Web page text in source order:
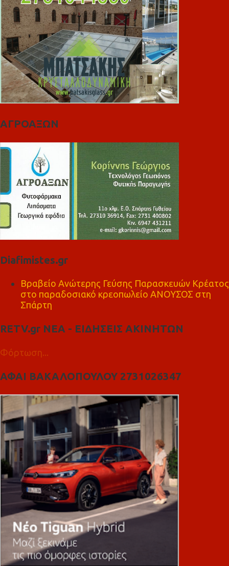
ΑΓΡΟΑΞΩΝ
Diafimistes.gr
Βραβείο Ανώτερης Γεύσης Παρασκευών Κρέατος
στο παραδοσιακό κρεοπωλείο ΑΝΟΥΣΟΣ στη
Σπάρτη
RETV.gr ΝΕΑ - ΕΙΔΗΣΕΙΣ ΑΚΙΝΗΤΩΝ
Φόρτωση...
ΑΦΑΙ ΒΑΚΑΛΟΠΟΥΛΟΥ 2731026347